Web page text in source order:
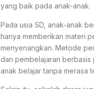
yang baik pada anak-anak.
Pada usia SD, anak-anak
hanya memberikan materi
menyenangkan. Metode
dan pembelajaran berbasis
anak belajar tanpa merasa